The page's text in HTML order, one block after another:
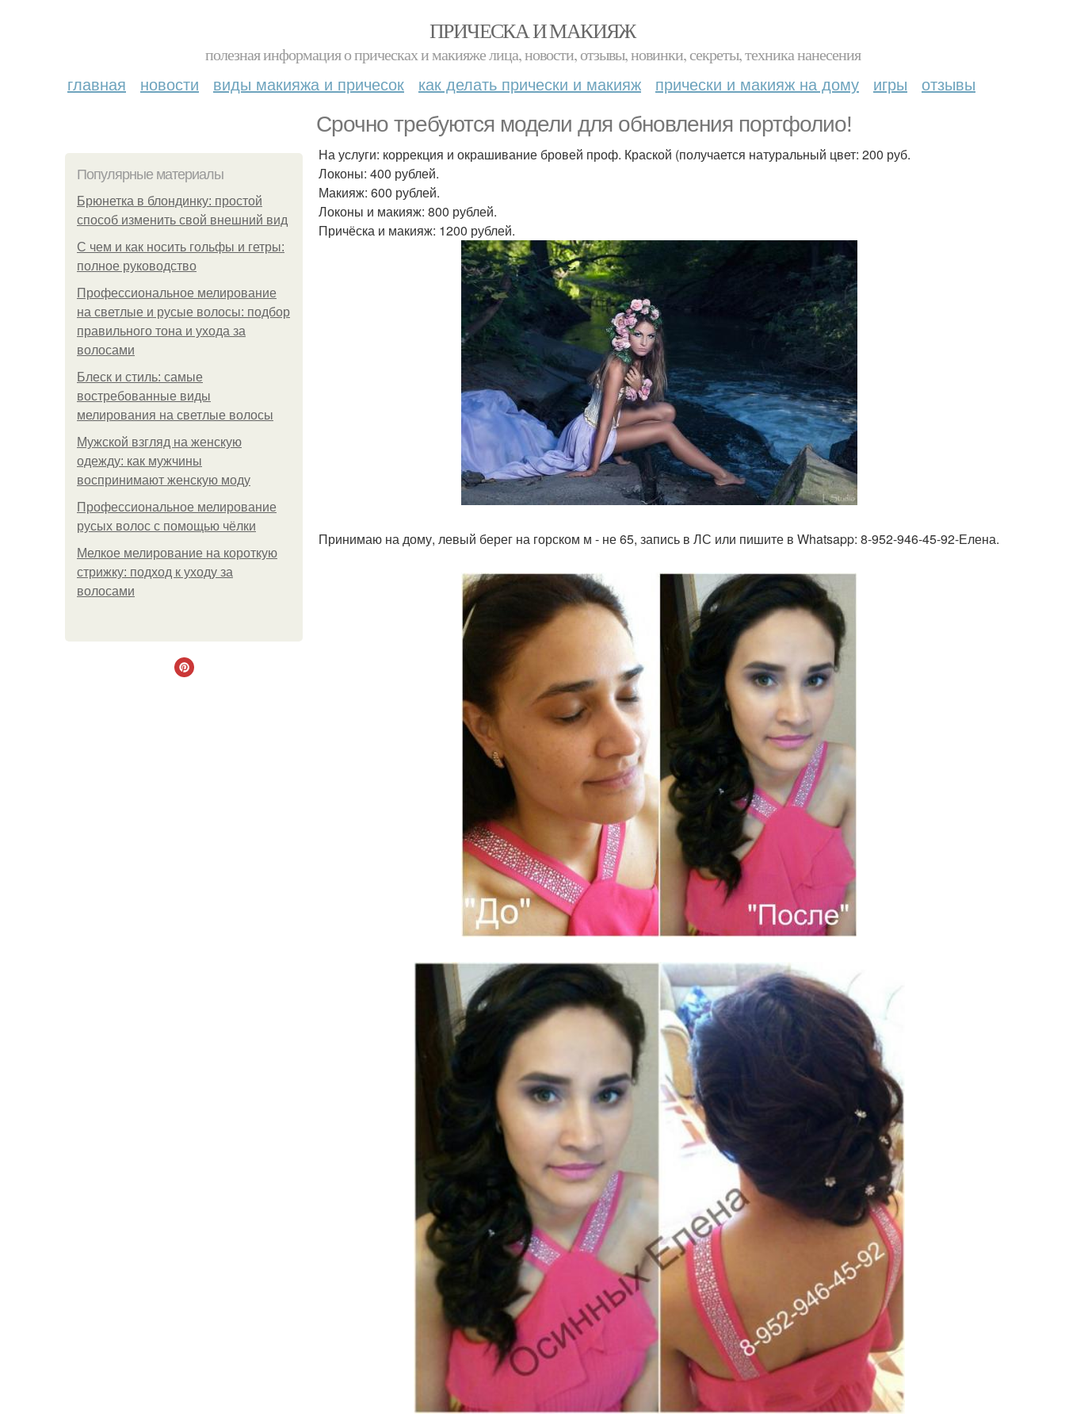
ПРИЧЕСКА И МАКИЯЖ
полезная информация о прическах и макияже лица, новости, отзывы, новинки, секреты, техника нанесения
главная новости виды макияжа и причесок как делать прически и макияж прически и макияж на дому игры отзывы
Срочно требуются модели для обновления портфолио!
Популярные материалы
Брюнетка в блондинку: простой
способ изменить свой внешний вид
С чем и как носить гольфы и гетры:
полное руководство
Профессиональное мелирование
на светлые и русые волосы: подбор
правильного тона и ухода за
волосами
Блеск и стиль: самые
востребованные виды
мелирования на светлые волосы
Мужской взгляд на женскую
одежду: как мужчины
воспринимают женскую моду
Профессиональное мелирование
русых волос с помощью чёлки
Мелкое мелирование на короткую
стрижку: подход к уходу за
волосами
На услуги: коррекция и окрашивание бровей проф. Краской (получается натуральный цвет: 200 руб.
Локоны: 400 рублей.
Макияж: 600 рублей.
Локоны и макияж: 800 рублей.
Причёска и макияж: 1200 рублей.
Принимаю на дому, левый берег на горском м - не 65, запись в ЛС или пишите в Whatsapp: 8-952-946-45-92-Елена.